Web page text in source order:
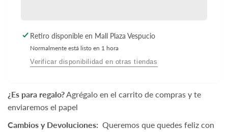
Piezas
-
BanBao
118
Piezas
-
Retiro disponible en Mall Plaza Vespucio
Normalmente está listo en 1 hora
Verificar disponibilidad en otras tiendas
¿Es para regalo?Agrégalo en el carrito de compras y te
enviaremos el papel
Cambios y Devoluciones: Queremos que quedes feliz con